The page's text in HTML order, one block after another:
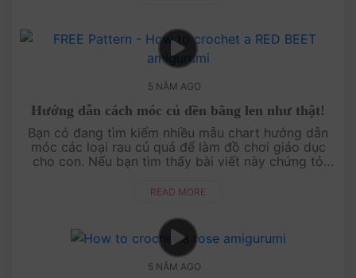
5 NĂM AGO
Hướng dẫn cách móc củ dền bằng len như thật!
Bạn có đang tìm kiếm nhiều mẫu chart hướng dẫn
móc các loại rau củ quả để làm đồ chơi giáo dục
cho con. Nếu bạn tìm thấy bài viết này chứng tỏ
READ MORE
5 NĂM AGO